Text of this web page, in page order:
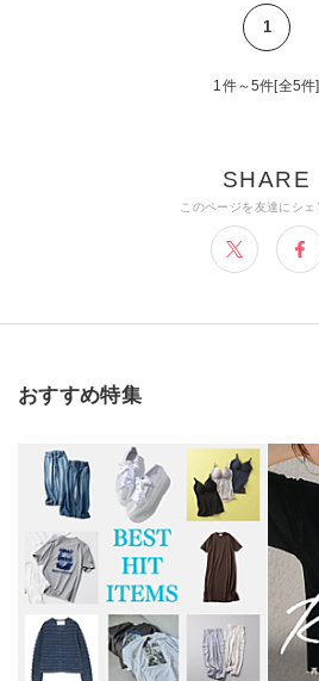
1
1件～5件[全5件]
おすすめ特集